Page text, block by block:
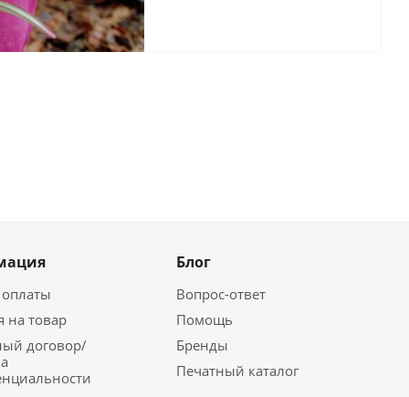
на товар
договор/
Блог
Вопрос-ответ
Помощь
Бренды
Печатный каталог